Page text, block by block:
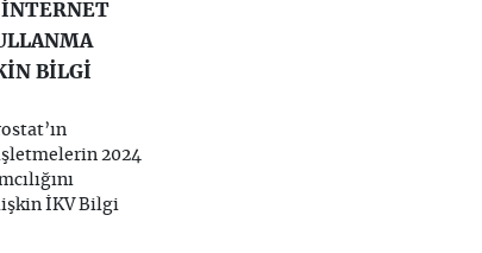
İNTERNET
BİLGİ
işletmelerin 2024
İKV Bilgi